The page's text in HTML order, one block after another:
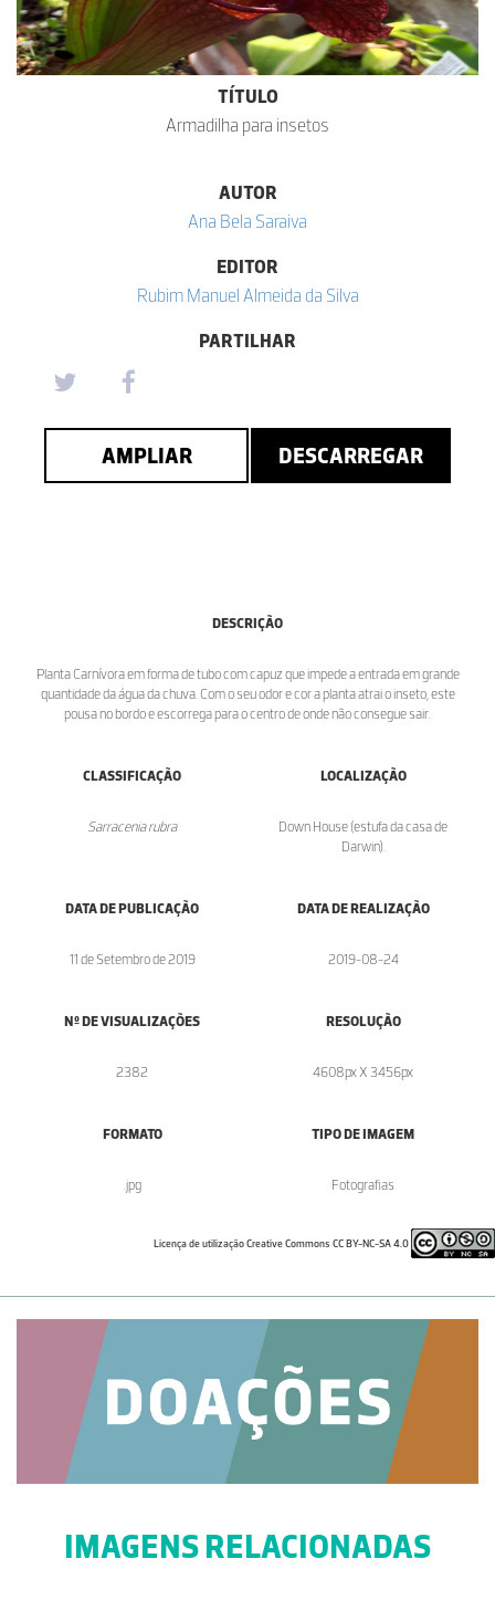
TÍTULO
Armadilha para insetos
AUTOR
Ana Bela Saraiva
EDITOR
Rubim Manuel Almeida da Silva
PARTILHAR
AMPLIAR DESCARREGAR
DESCRIÇÃO
Planta Carnívora em forma de tubo com capuz que impede a entrada em grande
quantidade da água da chuva. Com o seu odor e cor a planta atrai o inseto, este
pousa no bordo e escorrega para o centro de onde não consegue sair.
CLASSIFICAÇÃO
Sarracenia rubra
LOCALIZAÇÃO
Down House (estufa da casa de
Darwin).
DATA DE PUBLICAÇÃO
11 de Setembro de 2019
DATA DE REALIZAÇÃO
2019-08-24
Nº DE VISUALIZAÇÕES
2382
RESOLUÇÃO
4608px X 3456px
FORMATO
.jpg
TIPO DE IMAGEM
Fotografias
Licença de utilização Creative Commons CC BY-NC-SA 4.0
IMAGENS RELACIONADAS